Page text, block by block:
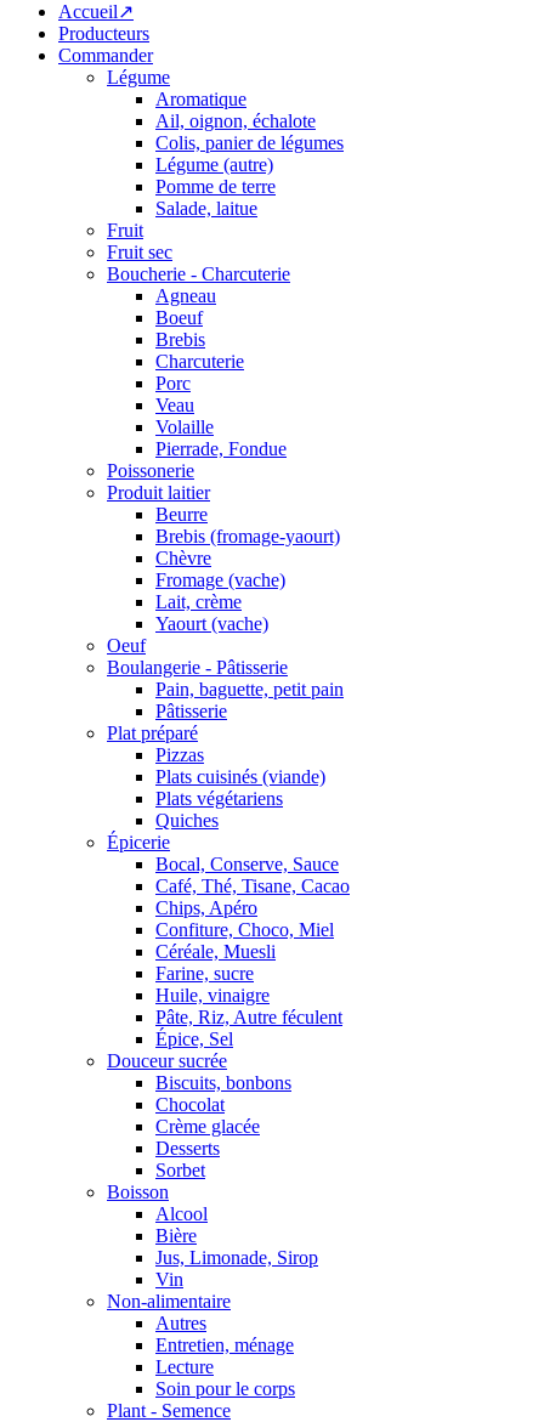
Accueil↗
Producteurs
Commander
Légume
Aromatique
Ail, oignon, échalote
Colis, panier de légumes
Légume (autre)
Pomme de terre
Salade, laitue
Fruit
Fruit sec
Boucherie - Charcuterie
Agneau
Boeuf
Brebis
Charcuterie
Porc
Veau
Volaille
Pierrade, Fondue
Poissonerie
Produit laitier
Beurre
Brebis (fromage-yaourt)
Chèvre
Fromage (vache)
Lait, crème
Yaourt (vache)
Oeuf
Boulangerie - Pâtisserie
Pain, baguette, petit pain
Pâtisserie
Plat préparé
Pizzas
Plats cuisinés (viande)
Plats végétariens
Quiches
Épicerie
Bocal, Conserve, Sauce
Café, Thé, Tisane, Cacao
Chips, Apéro
Confiture, Choco, Miel
Céréale, Muesli
Farine, sucre
Huile, vinaigre
Pâte, Riz, Autre féculent
Épice, Sel
Douceur sucrée
Biscuits, bonbons
Chocolat
Crème glacée
Desserts
Sorbet
Boisson
Alcool
Bière
Jus, Limonade, Sirop
Vin
Non-alimentaire
Autres
Entretien, ménage
Lecture
Soin pour le corps
Plant - Semence